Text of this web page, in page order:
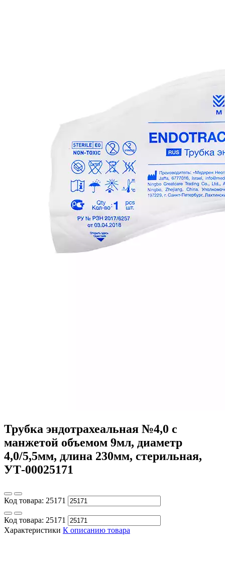
Трубка эндотрахеальная №4,0 с
манжетой объемом 9мл, диаметр
4,0/5,5мм, длина 230мм, стерильная,
УТ-00025171
Код товара: 25171
Код товара: 25171
Характеристики К описанию товара